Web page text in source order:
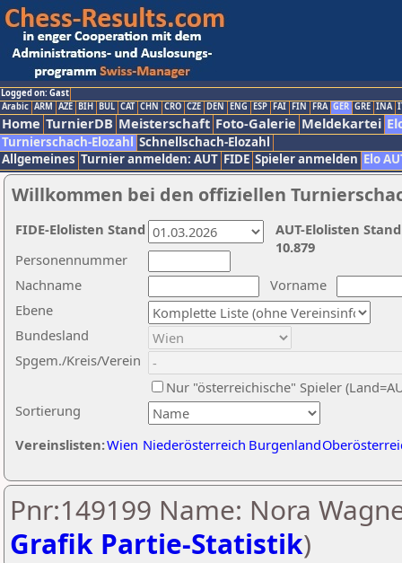
Logged on: Gast
Arabic ARM AZE BIH BUL CAT CHN CRO CZE DEN ENG ESP FAI FIN FRA GER GRE INA
Home TurnierDB Meisterschaft Foto-Galerie Meldekartei
Turnierschach-Elozahl Schnellschach-Elozahl
Allgemeines Turnier anmelden: AUT FIDE Spieler anmelden Elo
Willkommen bei den offiziellen
Nachname
Vorname
Ebene
Sortierung
Personennummer
Bundesland
Spgem./Kreis/Verein
Nur "österreichische" Spieler
Vereinslisten:Wien Niederösterreich Burgenland
AUT-Elolisten
10.879
FIDE-Elolisten Stand
Pnr:149199 Name: Nora
Grafik Partie-Statistik)